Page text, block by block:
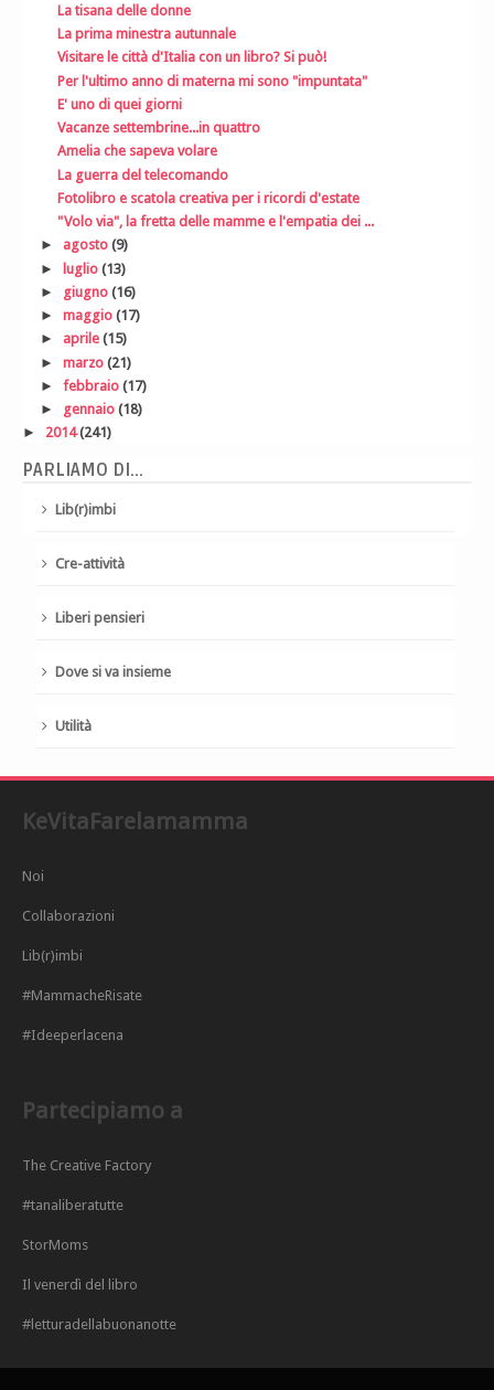
La tisana delle donne
La prima minestra autunnale
Visitare le città d'Italia con un libro? Si può!
Per l'ultimo anno di materna mi sono "impuntata"
E' uno di quei giorni
Vacanze settembrine...in quattro
Amelia che sapeva volare
La guerra del telecomando
Fotolibro e scatola creativa per i ricordi d'estate
"Volo via", la fretta delle mamme e l'empatia dei ...
► agosto (9)
► luglio (13)
► giugno (16)
► maggio (17)
► aprile (15)
► marzo (21)
► febbraio (17)
► gennaio (18)
► 2014(241)
PARLIAMO DI...
Lib(r)imbi
Cre-attività
Liberi pensieri
Dove si va insieme
Utilità
KeVitaFarelamamma
Noi
Collaborazioni
Lib(r)imbi
#MammacheRisate
#Ideeperlacena
Partecipiamo a
The Creative Factory
#tanaliberatutte
StorMoms
Il venerdì del libro
#letturadellabuonanotte